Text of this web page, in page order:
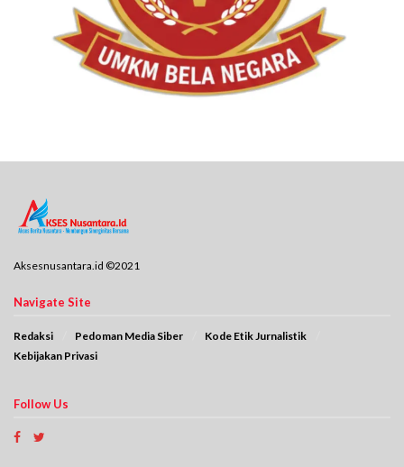
Aksesnusantara.id ©2021
Navigate Site
Redaksi Pedoman Media Siber
Kode Etik Jurnalistik
Kebijakan Privasi
Follow Us